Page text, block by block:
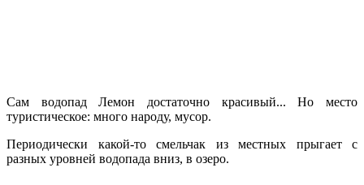
Сам водопад Лемон достаточно красивый... Но место
туристическое: много народу, мусор.
Периодически какой-то смельчак из местных прыгает с
разных уровней водопада вниз, в озеро.